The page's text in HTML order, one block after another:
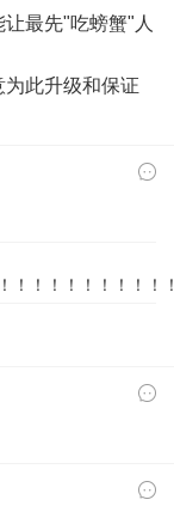
最先"吃螃蟹"人
此升级和保证
！！！！！！！！